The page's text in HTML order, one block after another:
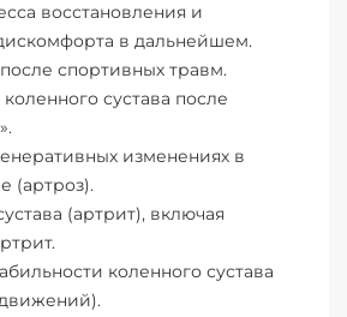
восстановления и
в дальнейшем.
спортивных травм.
коленного сустава после
изменениях в
(артроз).
(артрит), включая
коленного сустава